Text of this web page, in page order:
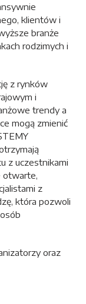
klientów i
branże
rodzimych i
z rynków
i
trendy a
mogą zmienić
z uczestnikami
otwarte,
z
która pozwoli
oraz